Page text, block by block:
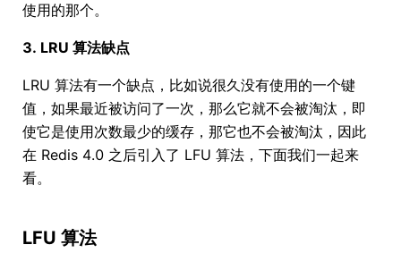
使用的那个。
3. LRU 算法缺点
LRU 算法有一个缺点，比如说很久没有使用的一个键
值，如果最近被访问了一次，那么它就不会被淘汰，即
使它是使用次数最少的缓存，那它也不会被淘汰，因此
在 Redis 4.0 之后引入了 LFU 算法，下面我们一起来
看。
LFU 算法